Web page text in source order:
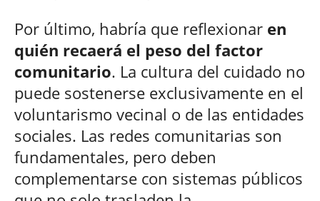
Por último, habría que reflexionar en
quién recaerá el peso del factor
comunitario. La cultura del cuidado no
puede sostenerse exclusivamente en el
voluntarismo vecinal o de las entidades
sociales. Las redes comunitarias son
fundamentales, pero deben
complementarse con sistemas públicos